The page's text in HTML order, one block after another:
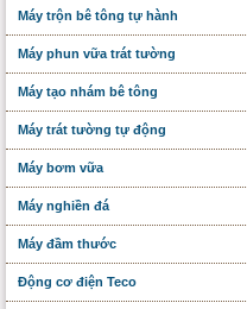
Máy trộn bê tông tự hành
Máy phun vữa trát tường
Máy tạo nhám bê tông
Máy trát tường tự động
Máy bơm vữa
Máy nghiền đá
Máy đầm thước
Động cơ điện Teco